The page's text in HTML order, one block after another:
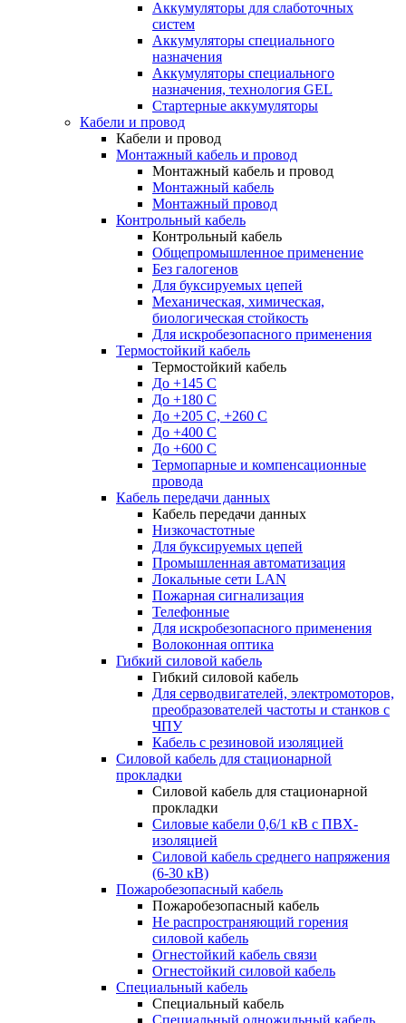
Аккумуляторы для слаботочных
систем
Аккумуляторы специального
назначения
Аккумуляторы специального
назначения, технология GEL
Стартерные аккумуляторы
Кабели и провод
Кабели и провод
Монтажный кабель и провод
Монтажный кабель и провод
Монтажный кабель
Монтажный провод
Контрольный кабель
Контрольный кабель
Общепромышленное применение
Без галогенов
Для буксируемых цепей
Механическая, химическая,
биологическая стойкость
Для искробезопасного применения
Термостойкий кабель
Термостойкий кабель
До +145 С
До +180 C
До +205 С, +260 С
До +400 C
До +600 С
Термопарные и компенсационные
провода
Кабель передачи данных
Кабель передачи данных
Низкочастотные
Для буксируемых цепей
Промышленная автоматизация
Локальные сети LAN
Пожарная сигнализация
Телефонные
Для искробезопасного применения
Волоконная оптика
Гибкий силовой кабель
Гибкий силовой кабель
Для серводвигателей, электромоторов,
преобразователей частоты и станков с
ЧПУ
Кабель с резиновой изоляцией
Силовой кабель для стационарной
прокладки
Силовой кабель для стационарной
прокладки
Силовые кабели 0,6/1 кВ с ПВХ-
изоляцией
Силовой кабель среднего напряжения
(6-30 кВ)
Пожаробезопасный кабель
Пожаробезопасный кабель
Не распространяющий горения
силовой кабель
Огнестойкий кабель связи
Огнестойкий силовой кабель
Специальный кабель
Специальный кабель
Специальный одножильный кабель